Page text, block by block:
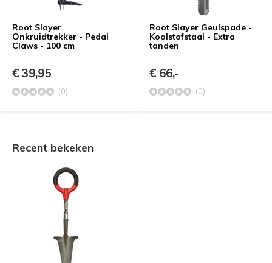
Root Slayer
Onkruidtrekker - Pedal
Claws - 100 cm
€ 39,95
(0)
Root Slayer Geulspade -
Koolstofstaal - Extra
tanden
€ 66,-
(0)
Recent bekeken